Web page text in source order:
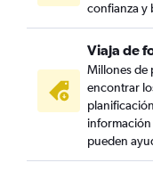
confianza y
Viaja de
Millones de
encontrar
información
pueden